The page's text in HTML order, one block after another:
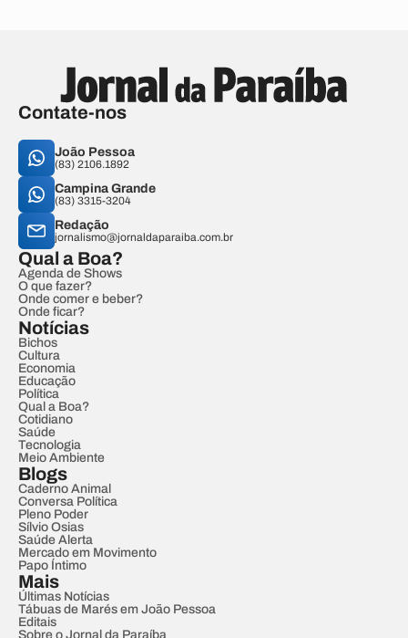
Contate-nos
João Pessoa
(83) 2106.1892
Campina Grande
(83) 3315-3204
Redação
jornalismo@jornaldaparaiba.com.br
Qual a Boa?
Agenda de Shows
O que fazer?
Onde comer e beber?
Onde ficar?
Notícias
Bichos
Cultura
Economia
Educação
Política
Qual a Boa?
Cotidiano
Saúde
Tecnologia
Meio Ambiente
Blogs
Caderno Animal
Conversa Política
Pleno Poder
Sílvio Osias
Saúde Alerta
Mercado em Movimento
Papo Íntimo
Mais
Últimas Notícias
Tábuas de Marés em João Pessoa
Editais
Sobre o Jornal da Paraíba